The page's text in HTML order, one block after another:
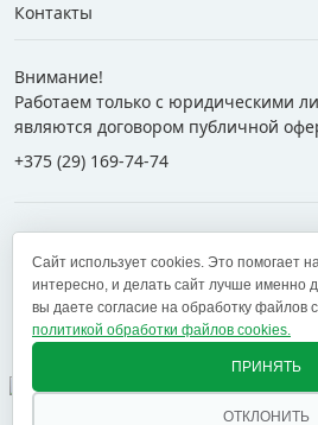
Контакты
Внимание!
Работаем только с юридическими
являются договором публичной
+375 (29) 169-74-74
+375 (17) 269-74-74
Сайт использует cookies. Это помогает
интересно, и делать сайт лучше именно
вы даете согласие на обработку файлов
политикой обработки файлов cookies.
ОТКЛОНИТЬ
ПРИНЯТЬ